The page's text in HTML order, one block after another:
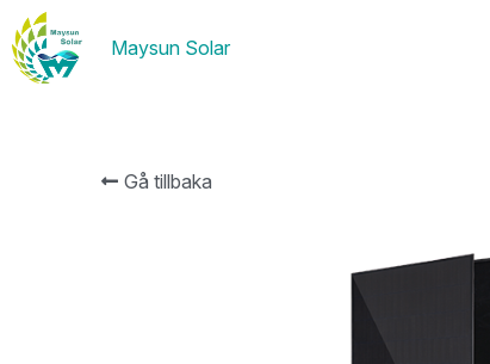
Maysun Solar
Gå tillbaka